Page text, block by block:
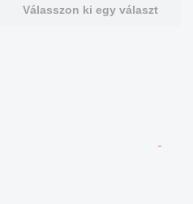
Válasszon ki egy választ